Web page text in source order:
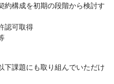
約構成を初期の段階から検討す
認可取得
下課題にも取り組んでいただけ